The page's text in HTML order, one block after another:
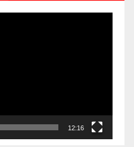
12:16